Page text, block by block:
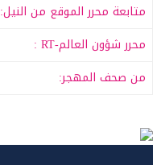
متابعة محرر الموقع من النيل:
محرر شؤون العالم-RT :
من صحف المهجر: